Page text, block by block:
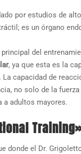
por estudios de
es un órgano
del
, ya que esta es la
capacidad de
no solo de la
a adultos mayores.
donde el Dr.